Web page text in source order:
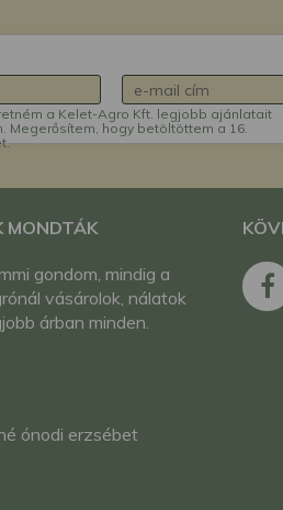
a Kelet-Agro Kft. legjobb ajánlatait
Megerősítem, hogy betöltöttem a 16.
MONDTÁK
gondom, mindig a
vásárolok, nálatok
árban minden.
ónodi erzsébet